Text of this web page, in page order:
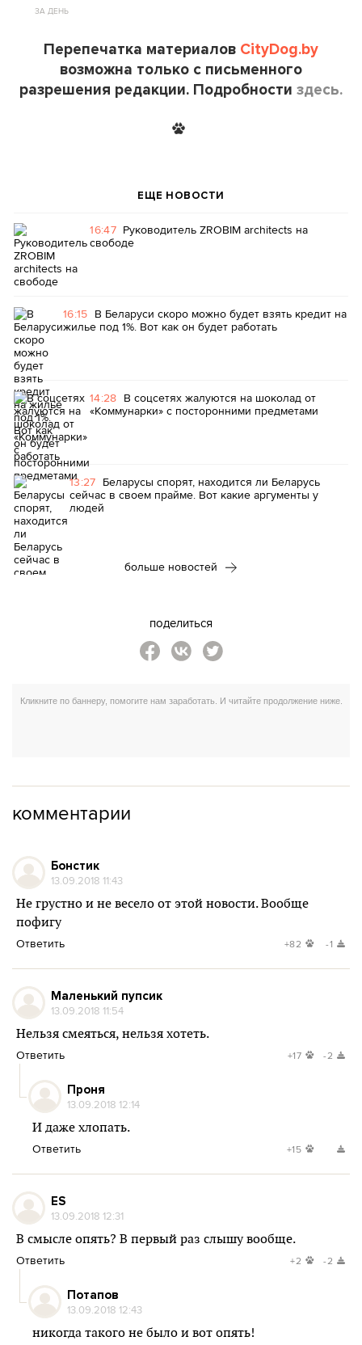
ЗА ДЕНЬ
Перепечатка материалов CityDog.by
возможна только с письменного
разрешения редакции. Подробности здесь.
ЕЩЕ НОВОСТИ
16:47 Руководитель ZROBIM architects на
свободе
16:15 В Беларуси скоро можно будет взять кредит на
жилье под 1%. Вот как он будет работать
14:28 В соцсетях жалуются на шоколад от
«Коммунарки» с посторонними предметами
13:27 Беларусы спорят, находится ли Беларусь
сейчас в своем прайме. Вот какие аргументы у
людей
больше новостей
поделиться
комментарии
Бонстик
13.09.2018 11:43
Не грустно и не весело от этой новости. Вообще
пофигу
Ответить +82 -1
Маленький пупсик
13.09.2018 11:54
Нельзя смеяться, нельзя хотеть.
Ответить +17 -2
Проня
13.09.2018 12:14
И даже хлопать.
Ответить +15
ES
13.09.2018 12:31
В смысле опять? В первый раз слышу вообще.
Ответить +2 -2
Потапов
13.09.2018 12:43
никогда такого не было и вот опять!